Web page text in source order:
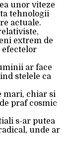
unor viteze
tehnologii
actuale.
extrem de
ar face
stelele ca
mari, chiar si
praf cosmic
s-ar putea
unde ar